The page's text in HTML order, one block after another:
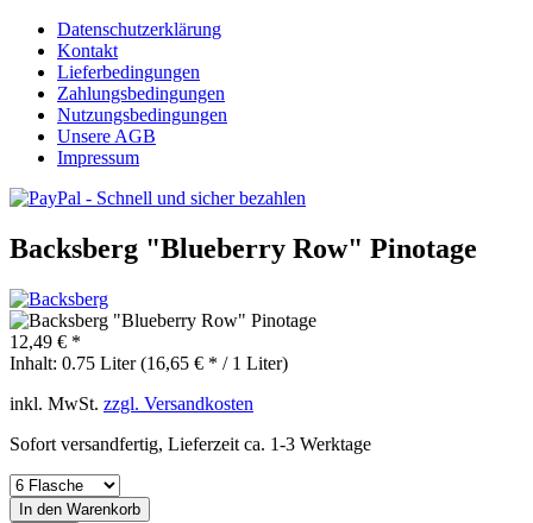
Datenschutzerklärung
Kontakt
Lieferbedingungen
Zahlungsbedingungen
Nutzungsbedingungen
Unsere AGB
Impressum
Backsberg "Blueberry Row" Pinotage
12,49 € *
Inhalt: 0.75 Liter (16,65 € * / 1 Liter)
inkl. MwSt. zzgl. Versandkosten
Sofort versandfertig, Lieferzeit ca. 1-3 Werktage
In den Warenkorb